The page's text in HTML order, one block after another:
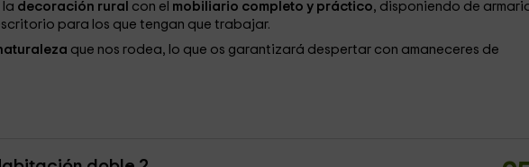
la decoración rural con el mobiliario completo y práctico, disponiendo de
para los que tengan que trabajar.
que nos rodea, lo que os garantizará despertar con amaneceres de